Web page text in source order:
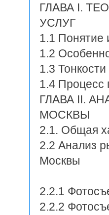
ГЛАВА I.
УСЛУГ
1.1 Понятие
1.2
1.3
1.4 Процесс
ГЛАВА II.
МОСКВЫ
2.1. Общая
2.2 Анализ
Москвы
2.2.1
2.2.2